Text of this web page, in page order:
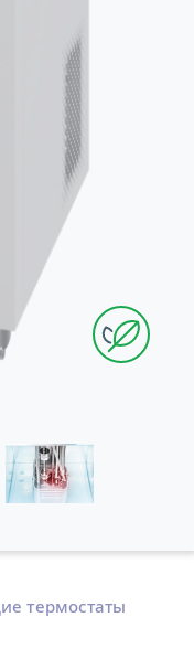
термостаты